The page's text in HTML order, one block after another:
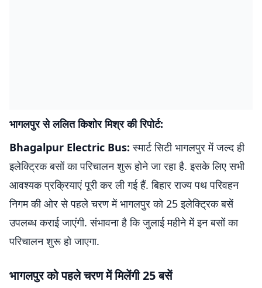
भागलपुर से ललित किशोर मिश्र की रिपोर्ट:
Bhagalpur Electric Bus: स्मार्ट सिटी भागलपुर में जल्द ही
इलेक्ट्रिक बसों का परिचालन शुरू होने जा रहा है. इसके लिए सभी
आवश्यक प्रक्रियाएं पूरी कर ली गई हैं. बिहार राज्य पथ परिवहन
निगम की ओर से पहले चरण में भागलपुर को 25 इलेक्ट्रिक बसें
उपलब्ध कराई जाएंगी. संभावना है कि जुलाई महीने में इन बसों का
परिचालन शुरू हो जाएगा.
भागलपुर को पहले चरण में मिलेंगी 25 बसें